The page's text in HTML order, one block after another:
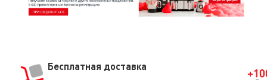
Бесплатная доставка